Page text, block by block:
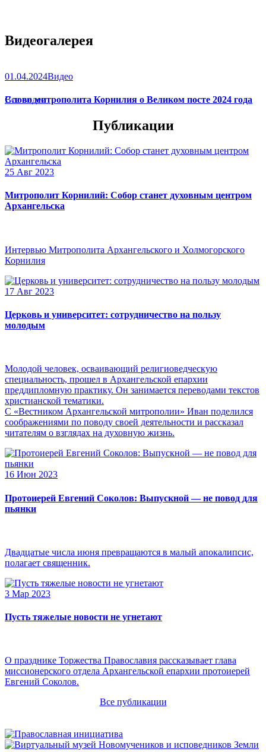
Видеогалерея
01.04.2024Видео
Слово митрополита Корнилия о Великом посте 2024 года
Все видео
Публикации
25 Авг 2023
Митрополит Корнилий: Собор станет духовным центром
Архангельска
Интервью Митрополита Архангельского и Холмогорского
Корнилия
17 Авг 2023
Церковь и университет: сотрудничество на пользу
молодым
Молодой человек, осваивающий религиоведческую
специальность, прошел в Архангельской епархии
преддипломную практику. Он занимается переводами текстов
христианской тематики.
С «Вестником Архангельской митрополии» Иван поделился
соображениями по поводу своей деятельности и рассказал
читателям о взглядах на духовную жизнь.
16 Июн 2023
Протоиерей Евгений Соколов: Выпускной — не повод для
пьянки
Двадцатые числа июня превращаются в малый апокалипсис,
полагает священник.
3 Мар 2023
Пусть тяжелые новости не угнетают
О празднике Торжества Православия рассказывает глава
миссионерского отдела Архангельской епархии протоиерей
Евгений Соколов.
Все публикации